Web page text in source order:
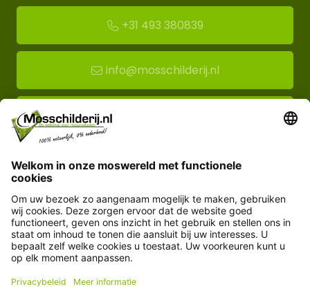
+31 493 380839
info@mosschilderij.nl
Route naar mos-showroom
Florapark 14
Klantenservice
Informatie